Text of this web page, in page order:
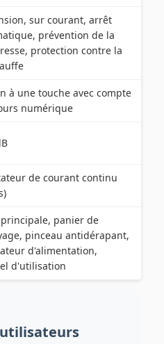
sur courant, arrêt
prévention de la
protection contre la
à une touche avec compte
numérique
de courant continu
panier de
pinceau antidérapant,
d'alimentation,
d'utilisation